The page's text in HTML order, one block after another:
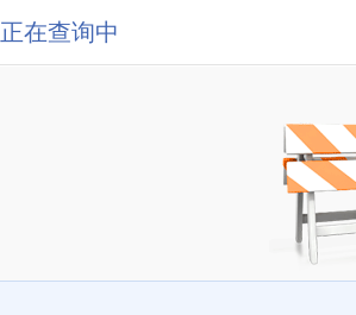
正在查询中